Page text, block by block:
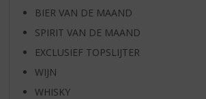
BIER VAN DE MAAND
SPIRIT VAN DE MAAND
EXCLUSIEF TOPSLIJTER
WIJN
WHISKY